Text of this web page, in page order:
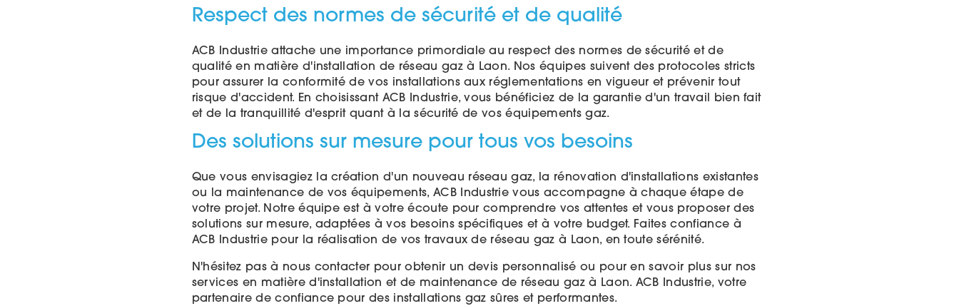
Respect des normes de sécurité et de qualité
ACB Industrie attache une importance primordiale au respect des normes de sécurité et de
qualité en matière d'installation de réseau gaz à Laon. Nos équipes suivent des protocoles stricts
pour assurer la conformité de vos installations aux réglementations en vigueur et prévenir tout
risque d'accident. En choisissant ACB Industrie, vous bénéficiez de la garantie d'un travail bien fait
et de la tranquillité d'esprit quant à la sécurité de vos équipements gaz.
Des solutions sur mesure pour tous vos besoins
Que vous envisagiez la création d'un nouveau réseau gaz, la rénovation d'installations existantes
ou la maintenance de vos équipements, ACB Industrie vous accompagne à chaque étape de
votre projet. Notre équipe est à votre écoute pour comprendre vos attentes et vous proposer des
solutions sur mesure, adaptées à vos besoins spécifiques et à votre budget. Faites confiance à
ACB Industrie pour la réalisation de vos travaux de réseau gaz à Laon, en toute sérénité.
N'hésitez pas à nous contacter pour obtenir un devis personnalisé ou pour en savoir plus sur nos
services en matière d'installation et de maintenance de réseau gaz à Laon. ACB Industrie, votre
partenaire de confiance pour des installations gaz sûres et performantes.